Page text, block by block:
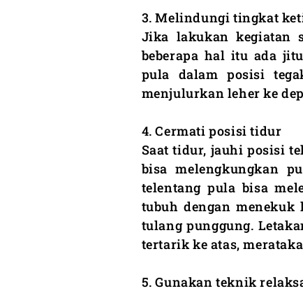
3. Melindungi tingkat
Jika lakukan kegiatan
beberapa hal itu ada
pula dalam posisi
menjulurkan leher ke
4. Cermati posisi tidur
Saat tidur, jauhi posisi
bisa melengkungkan
telentang pula bisa
tubuh dengan
tulang punggung.
tertarik ke atas,
5. Gunakan teknik